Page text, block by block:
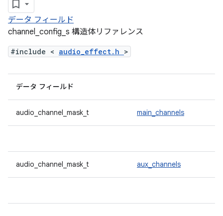
データ フィールド
channel_config_s 構造体リファレンス
#include < audio_effect.h >
データ フィールド
audio_channel_mask_t main_channels
audio_channel_mask_t aux_channels